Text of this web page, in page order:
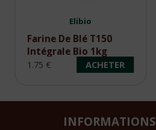
Elibio
Farine De Blé T150
Intégrale Bio 1kg
1.75 € ACHETER
INFORMATIONS